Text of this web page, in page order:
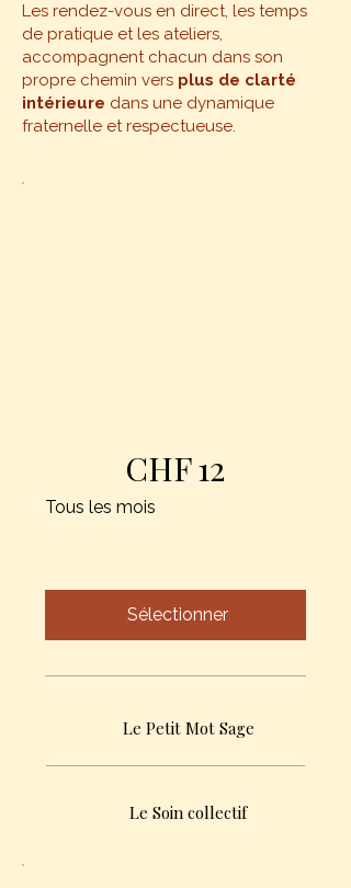
Les rendez-vous en direct, les temps
de pratique et les ateliers,
accompagnent chacun dans son
propre chemin vers plus de clarté
intérieure dans une dynamique
fraternelle et respectueuse.
CHF12
Tous les mois
Sélectionner
Le Petit Mot Sage
Le Soin collectif